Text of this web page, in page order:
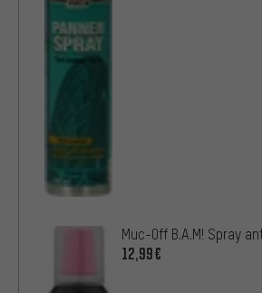
Muc-Off B.A.M! Spray
12,99€